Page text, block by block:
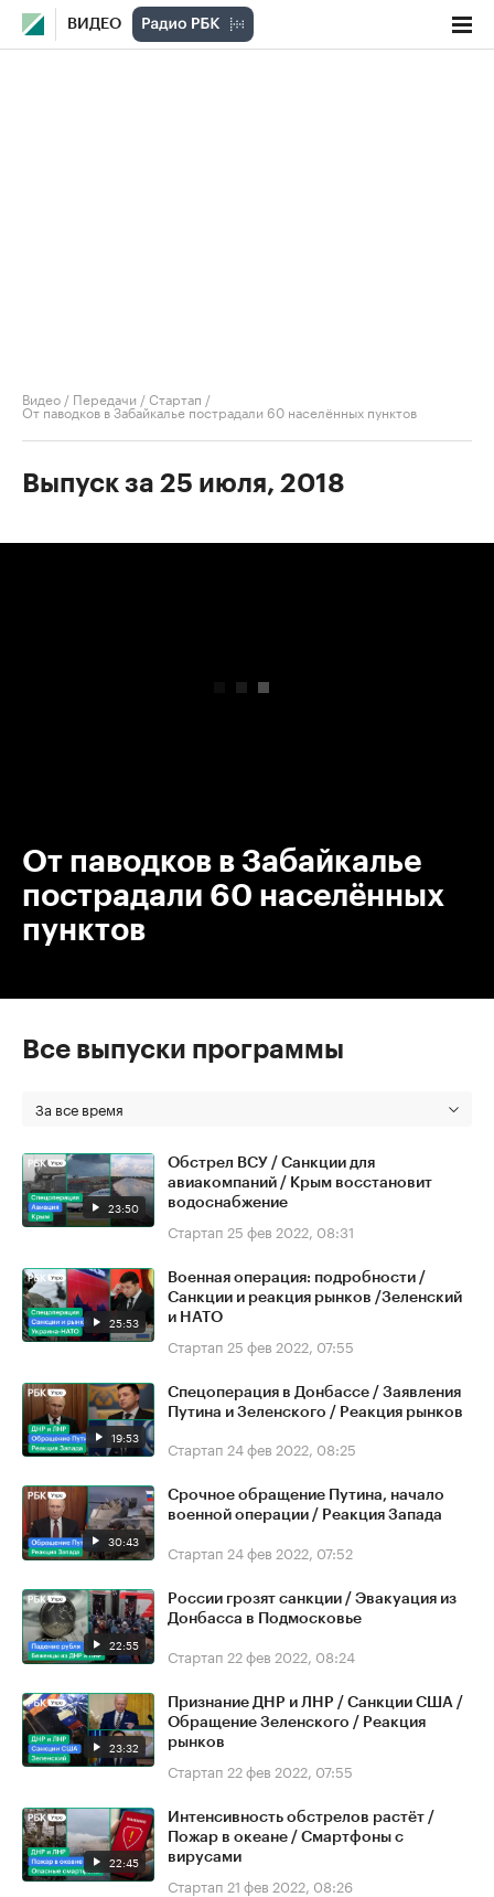
ВИДЕО
Видео / Передачи /Стартап /
От паводков в Забайкалье пострадали 60 населённых пунктов
Выпуск за 25 июля, 2018
От паводков в Забайкалье
пострадали 60 населённых
пунктов
Все выпуски программы
За все время
23:50
Обстрел ВСУ / Санкции для
авиакомпаний / Крым восстановит
водоснабжение
Стартап 25 фев 2022, 08:31
25:53
Военная операция: подробности /
Санкции и реакция рынков /Зеленский
и НАТО
Стартап 25 фев 2022, 07:55
19:53
Спецоперация в Донбассе / Заявления
Путина и Зеленского / Реакция рынков
Стартап 24 фев 2022, 08:25
30:43
Срочное обращение Путина, начало
военной операции / Реакция Запада
Стартап 24 фев 2022, 07:52
22:55
России грозят санкции / Эвакуация из
Донбасса в Подмосковье
Стартап 22 фев 2022, 08:24
23:32
Признание ДНР и ЛНР / Санкции США /
Обращение Зеленского / Реакция
рынков
Стартап 22 фев 2022, 07:55
22:45
Интенсивность обстрелов растёт /
Пожар в океане / Смартфоны с
вирусами
Стартап 21 фев 2022, 08:26